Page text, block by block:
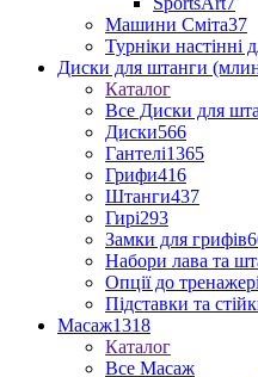
Машини Сміта37
Турніки настінні
Диски для штанги
Каталог
Все Диски для
Диски566
Гантелі1365
Грифи416
Штанги437
Гирі293
Замки для грифів
Набори лава та
Опції до
Підставки та
Масаж1318
Каталог
Все Масаж